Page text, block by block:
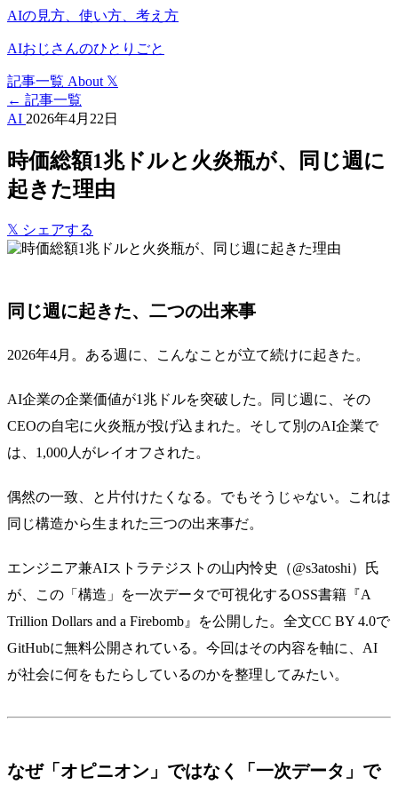
AIの見方、使い方、考え方
AIおじさんのひとりごと
記事一覧 About 𝕏
← 記事一覧
AI 2026年4月22日
時価総額1兆ドルと火炎瓶が、同じ週に
起きた理由
𝕏 シェアする
同じ週に起きた、二つの出来事
2026年4月。ある週に、こんなことが立て続けに起きた。
AI企業の企業価値が1兆ドルを突破した。同じ週に、その
CEOの自宅に火炎瓶が投げ込まれた。そして別のAI企業で
は、1,000人がレイオフされた。
偶然の一致、と片付けたくなる。でもそうじゃない。これは
同じ構造から生まれた三つの出来事だ。
エンジニア兼AIストラテジストの山内怜史（@s3atoshi）氏
が、この「構造」を一次データで可視化するOSS書籍『A
Trillion Dollars and a Firebomb』を公開した。全文CC BY 4.0で
GitHubに無料公開されている。今回はその内容を軸に、AI
が社会に何をもたらしているのかを整理してみたい。
なぜ「オピニオン」ではなく「一次データ」で